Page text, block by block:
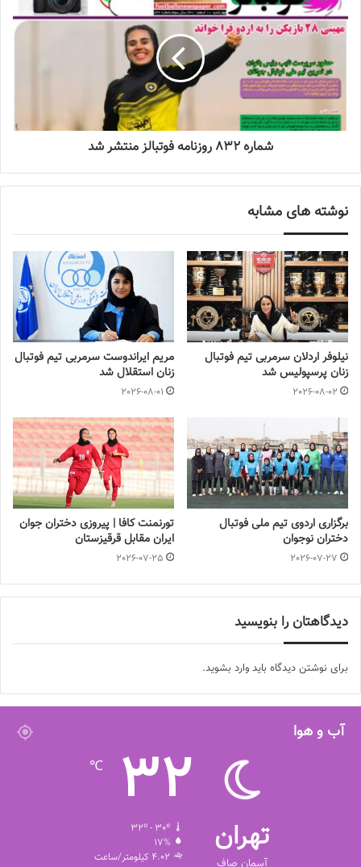
آینده درخشانی در انتظار فوتبال بانوان است
2022-12-10
عادلی خاطرنشان کرد: سپاهان از هفته هفتم لیگ به بعد وضعیت بهتری
امتیاز به دست آورد، اگر زودتر به مرز آمادگی و هماهنگی رسیده بودیم
قهرمانی دور از دسترس نبود اما در نهایت نسبت به سال قبل یک رده
ارتقا یافتیم.
بازیکن تیم فوتبال بانوان سپاهان گفت: پخش زنده مسابقات فوتبال
بانوان مطالبه بازیکنان و عامل اصلی پیشرفت و توسعه این رشته است.
پخش زنده رقابت‌ها و در کنار آن افزایش تیم‌ها سبب رونق لیگ خواهد
شد و از طرفی پای سرمایه گذاران و حامیان مالی را به این رشته باز
خواهد کرد.
وی اضافه کرد: پوشش تلویزیونی مسابقات انگیزه بازیکنان را نیز بهبود
لیگ از آنچه هست بهتر می‌شود.
این بازیکن فوتبال ادامه داد: ممکن است در آغاز پخش زنده مسابقات
برخی موانع باشد، اما هریک از آنها پله پله رفع و در نهایت شرایط
مطلوب خواهد شد.
عادلی، ایجاد سوپرلیگ و لیگ مانند رشته فوتسال را نیز در توسعه فوتبال
خود مسابقه دهند و به نوعی سبب بهبود رقابت ها می‌شود و به نظر یک
دوره از لیگ را می توان بطور آزمایشی بدین صورت برگزار کرد.
عکس:مجتبی فدایی
اینستاگرام فوتبالز را دنبال کنید
footballs.women@
روزنامه فوتبالز فاطمه عادلی
شماره 832 روزنامه فوتبالز منتشر شد
نوشته های مشابه
نیلوفر اردلان سرمربی تیم فوتبال
زنان پرسپولیس شد
2026-08-02
مریم ایراندوست سرمربی تیم فوتبال
زنان استقلال شد
2026-08-01
برگزاری اردوی تیم ملی فوتبال
دختران نوجوان
2026-07-27
تورنمنت کافا | پیروزی دختران جوان
ایران مقابل قرقیزستان
2026-07-25
دیدگاهتان را بنویسید
برای نوشتن دیدگاه باید وارد بشوید.
آب و هوا
تهران
32
℃
32º - 30º
17%
4.02 کیلومتر/ساعت